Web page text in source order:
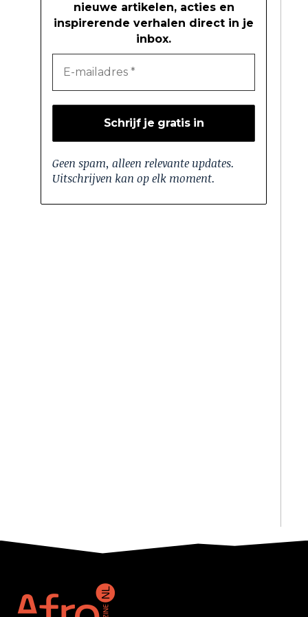
nieuwe artikelen, acties en
inspirerende verhalen direct in je
inbox.
Geen spam, alleen relevante updates.
Uitschrijven kan op elk moment.